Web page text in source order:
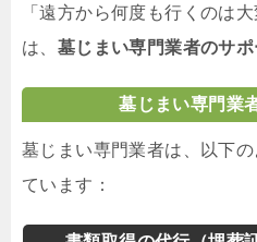
「遠方から何度も行くのは
は、 墓じまい専門業者のサポ
墓じまい専門業
墓じまい専門業者は、以下
ています：